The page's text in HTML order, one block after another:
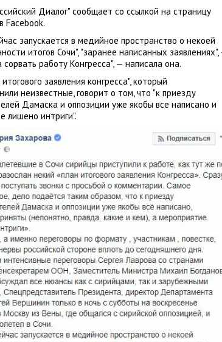
Диалог" сообщает со ссылкой на страницу
Facebook.
запускается в медийное пространство о некоей
итогов Сочи", "заранее написанных заявлениях",
сорвать работу Конгресса", — написала она.
заявления конгресса", который
неизвестные, говорит о том, что "к приезду
Дамаска и оппозиции уже якобы все написано и
лишено интриги".